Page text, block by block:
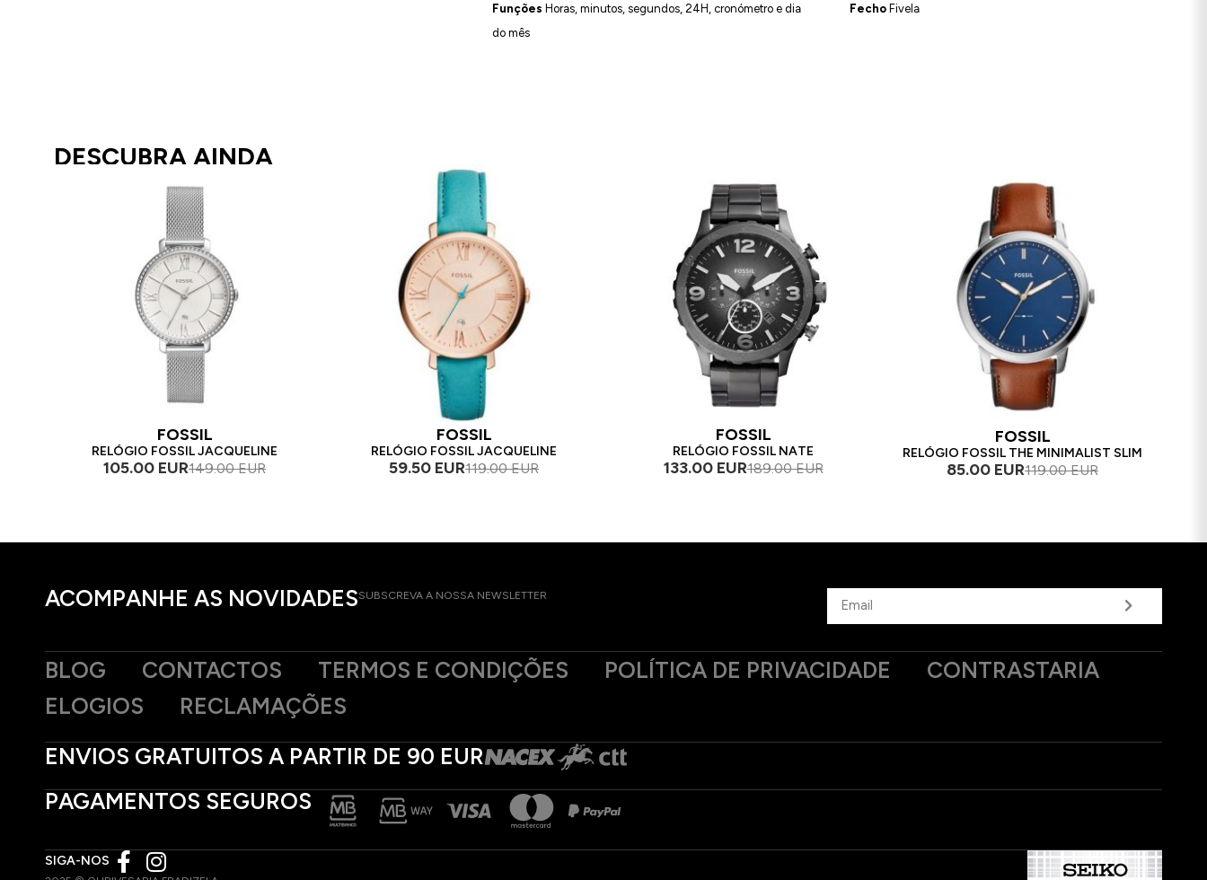
Funções Horas, minutos, segundos, 24H, cronómetro e dia
do mês
FechoFivela
DESCUBRA AINDA
FOSSIL
RELÓGIO FOSSIL JACQUELINE
105.00 EUR149.00 EUR
FOSSIL
RELÓGIO FOSSIL JACQUELINE
59.50 EUR119.00 EUR
FOSSIL
RELÓGIO FOSSIL NATE
133.00 EUR189.00 EUR
FOSSIL
RELÓGIO FOSSIL THE MINIMALIST SLIM
85.00 EUR119.00 EUR
ACOMPANHE AS NOVIDADESSUBSCREVA A NOSSA NEWSLETTER
BLOG CONTACTOS TERMOS E CONDIÇÕES POLÍTICA DE PRIVACIDADE
CONTRASTARIA
ELOGIOS
RECLAMAÇÕES
ENVIOS GRATUITOS A PARTIR DE 90 EUR
PAGAMENTOS SEGUROS
SIGA-NOS